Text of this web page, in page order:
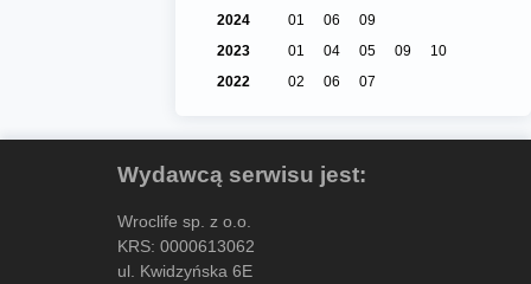
2024
01 06
09
2023
01 04 05 09
10
2022
02 06 07
Wydawcą serwisu jest:
Wroclife sp. z o.o.
KRS: 0000613062
ul. Kwidzyńska 6E